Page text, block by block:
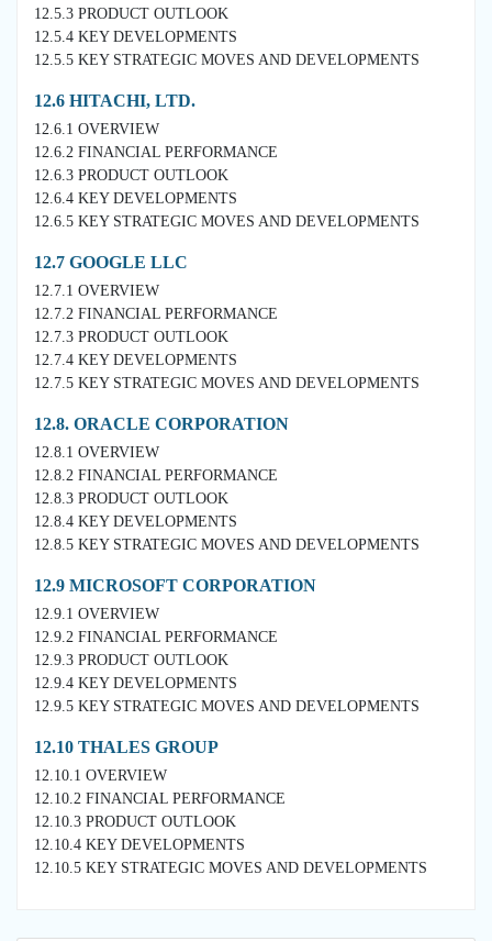
12.5.3 PRODUCT OUTLOOK
12.5.4 KEY DEVELOPMENTS
12.5.5 KEY STRATEGIC MOVES AND DEVELOPMENTS
12.6 HITACHI, LTD.
12.6.1 OVERVIEW
12.6.2 FINANCIAL PERFORMANCE
12.6.3 PRODUCT OUTLOOK
12.6.4 KEY DEVELOPMENTS
12.6.5 KEY STRATEGIC MOVES AND DEVELOPMENTS
12.7 GOOGLE LLC
12.7.1 OVERVIEW
12.7.2 FINANCIAL PERFORMANCE
12.7.3 PRODUCT OUTLOOK
12.7.4 KEY DEVELOPMENTS
12.7.5 KEY STRATEGIC MOVES AND DEVELOPMENTS
12.8. ORACLE CORPORATION
12.8.1 OVERVIEW
12.8.2 FINANCIAL PERFORMANCE
12.8.3 PRODUCT OUTLOOK
12.8.4 KEY DEVELOPMENTS
12.8.5 KEY STRATEGIC MOVES AND DEVELOPMENTS
12.9 MICROSOFT CORPORATION
12.9.1 OVERVIEW
12.9.2 FINANCIAL PERFORMANCE
12.9.3 PRODUCT OUTLOOK
12.9.4 KEY DEVELOPMENTS
12.9.5 KEY STRATEGIC MOVES AND DEVELOPMENTS
12.10 THALES GROUP
12.10.1 OVERVIEW
12.10.2 FINANCIAL PERFORMANCE
12.10.3 PRODUCT OUTLOOK
12.10.4 KEY DEVELOPMENTS
12.10.5 KEY STRATEGIC MOVES AND DEVELOPMENTS